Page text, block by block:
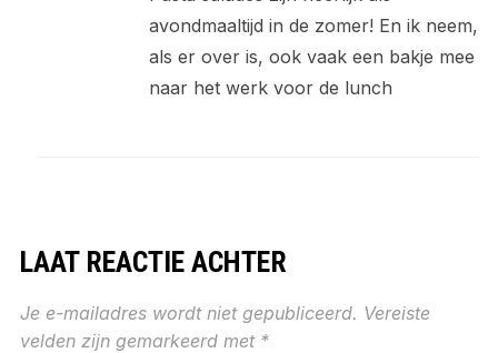
avondmaaltijd in de zomer! En ik neem,
als er over is, ook vaak een bakje mee
naar het werk voor de lunch
LAAT REACTIE ACHTER
Je e-mailadres wordt niet gepubliceerd. Vereiste
velden zijn gemarkeerd met *